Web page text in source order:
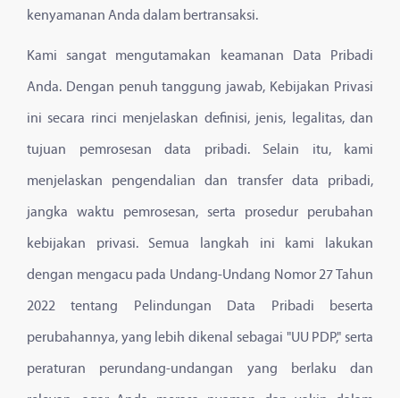
kenyamanan Anda dalam bertransaksi.
Kami sangat mengutamakan keamanan Data Pribadi
Anda. Dengan penuh tanggung jawab, Kebijakan Privasi
ini secara rinci menjelaskan definisi, jenis, legalitas, dan
tujuan pemrosesan data pribadi. Selain itu, kami
menjelaskan pengendalian dan transfer data pribadi,
jangka waktu pemrosesan, serta prosedur perubahan
kebijakan privasi. Semua langkah ini kami lakukan
dengan mengacu pada Undang-Undang Nomor 27 Tahun
2022 tentang Pelindungan Data Pribadi beserta
perubahannya, yang lebih dikenal sebagai "UU PDP," serta
peraturan perundang-undangan yang berlaku dan